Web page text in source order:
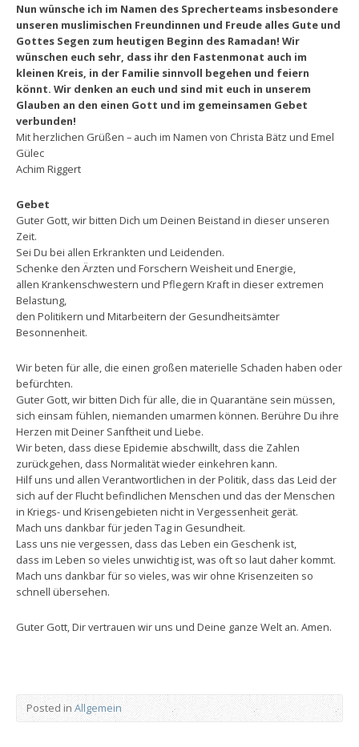
Nun wünsche ich im Namen des Sprecherteams insbesondere
unseren muslimischen Freundinnen und Freude alles Gute und
Gottes Segen zum heutigen Beginn des Ramadan! Wir
wünschen euch sehr, dass ihr den Fastenmonat auch im
kleinen Kreis, in der Familie sinnvoll begehen und feiern
könnt. Wir denken an euch und sind mit euch in unserem
Glauben an den einen Gott und im gemeinsamen Gebet
verbunden!
Mit herzlichen Grüßen – auch im Namen von Christa Bätz und Emel
Gülec
Achim Riggert
Gebet
Guter Gott, wir bitten Dich um Deinen Beistand in dieser unseren
Zeit.
Sei Du bei allen Erkrankten und Leidenden.
Schenke den Ärzten und Forschern Weisheit und Energie,
allen Krankenschwestern und Pflegern Kraft in dieser extremen
Belastung,
den Politikern und Mitarbeitern der Gesundheitsämter
Besonnenheit.
Wir beten für alle, die einen großen materielle Schaden haben oder
befürchten.
Guter Gott, wir bitten Dich für alle, die in Quarantäne sein müssen,
sich einsam fühlen, niemanden umarmen können. Berühre Du ihre
Herzen mit Deiner Sanftheit und Liebe.
Wir beten, dass diese Epidemie abschwillt, dass die Zahlen
zurückgehen, dass Normalität wieder einkehren kann.
Hilf uns und allen Verantwortlichen in der Politik, dass das Leid der
sich auf der Flucht befindlichen Menschen und das der Menschen
in Kriegs- und Krisengebieten nicht in Vergessenheit gerät.
Mach uns dankbar für jeden Tag in Gesundheit.
Lass uns nie vergessen, dass das Leben ein Geschenk ist,
dass im Leben so vieles unwichtig ist, was oft so laut daher kommt.
Mach uns dankbar für so vieles, was wir ohne Krisenzeiten so
schnell übersehen.
Guter Gott, Dir vertrauen wir uns und Deine ganze Welt an. Amen.
Posted in Allgemein